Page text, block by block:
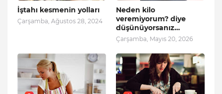
İştahı kesmenin yolları
Çarşamba, Ağustos 28, 2024
Neden kilo
veremiyorum? diye
düşünüyorsanız…
Çarşamba, Mayıs 20, 2026